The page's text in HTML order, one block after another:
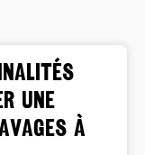
une
à